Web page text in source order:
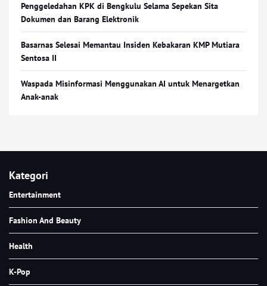
Penggeledahan KPK di Bengkulu Selama Sepekan Sita
Dokumen dan Barang Elektronik
Basarnas Selesai Memantau Insiden Kebakaran KMP Mutiara
Sentosa II
Waspada Misinformasi Menggunakan AI untuk Menargetkan
Anak-anak
Kategori
Entertainment
Fashion And Beauty
Health
K-Pop